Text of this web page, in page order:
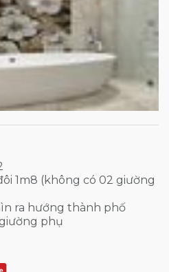
1m8 (không có 02 giường
ra hướng thành phố
phụ